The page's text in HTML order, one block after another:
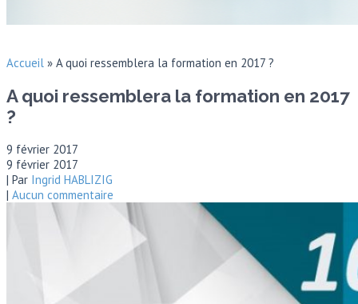
Accueil » A quoi ressemblera la formation en 2017 ?
A quoi ressemblera la formation en 2017
?
9 février 2017
9 février 2017
| Par Ingrid HABLIZIG
| Aucun commentaire